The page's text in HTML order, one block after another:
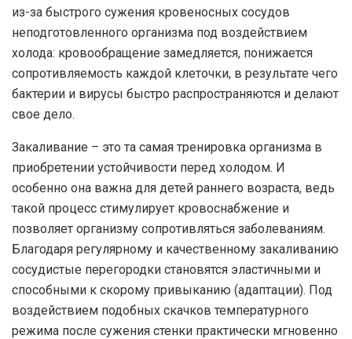
из-за быстрого сужения кровеносных сосудов
неподготовленного организма под воздействием
холода: кровообращение замедляется, понижается
сопротивляемость каждой клеточки, в результате чего
бактерии и вирусы быстро распространяются и делают
свое дело.
Закаливание – это та самая тренировка организма в
приобретении устойчивости перед холодом. И
особенно она важна для детей раннего возраста, ведь
такой процесс стимулирует кровоснабжение и
позволяет организму сопротивляться заболеваниям.
Благодаря регулярному и качественному закаливанию
сосудистые перегородки становятся эластичными и
способными к скорому привыканию (адаптации). Под
воздействием подобных скачков температурного
режима после сужения стенки практически мгновенно